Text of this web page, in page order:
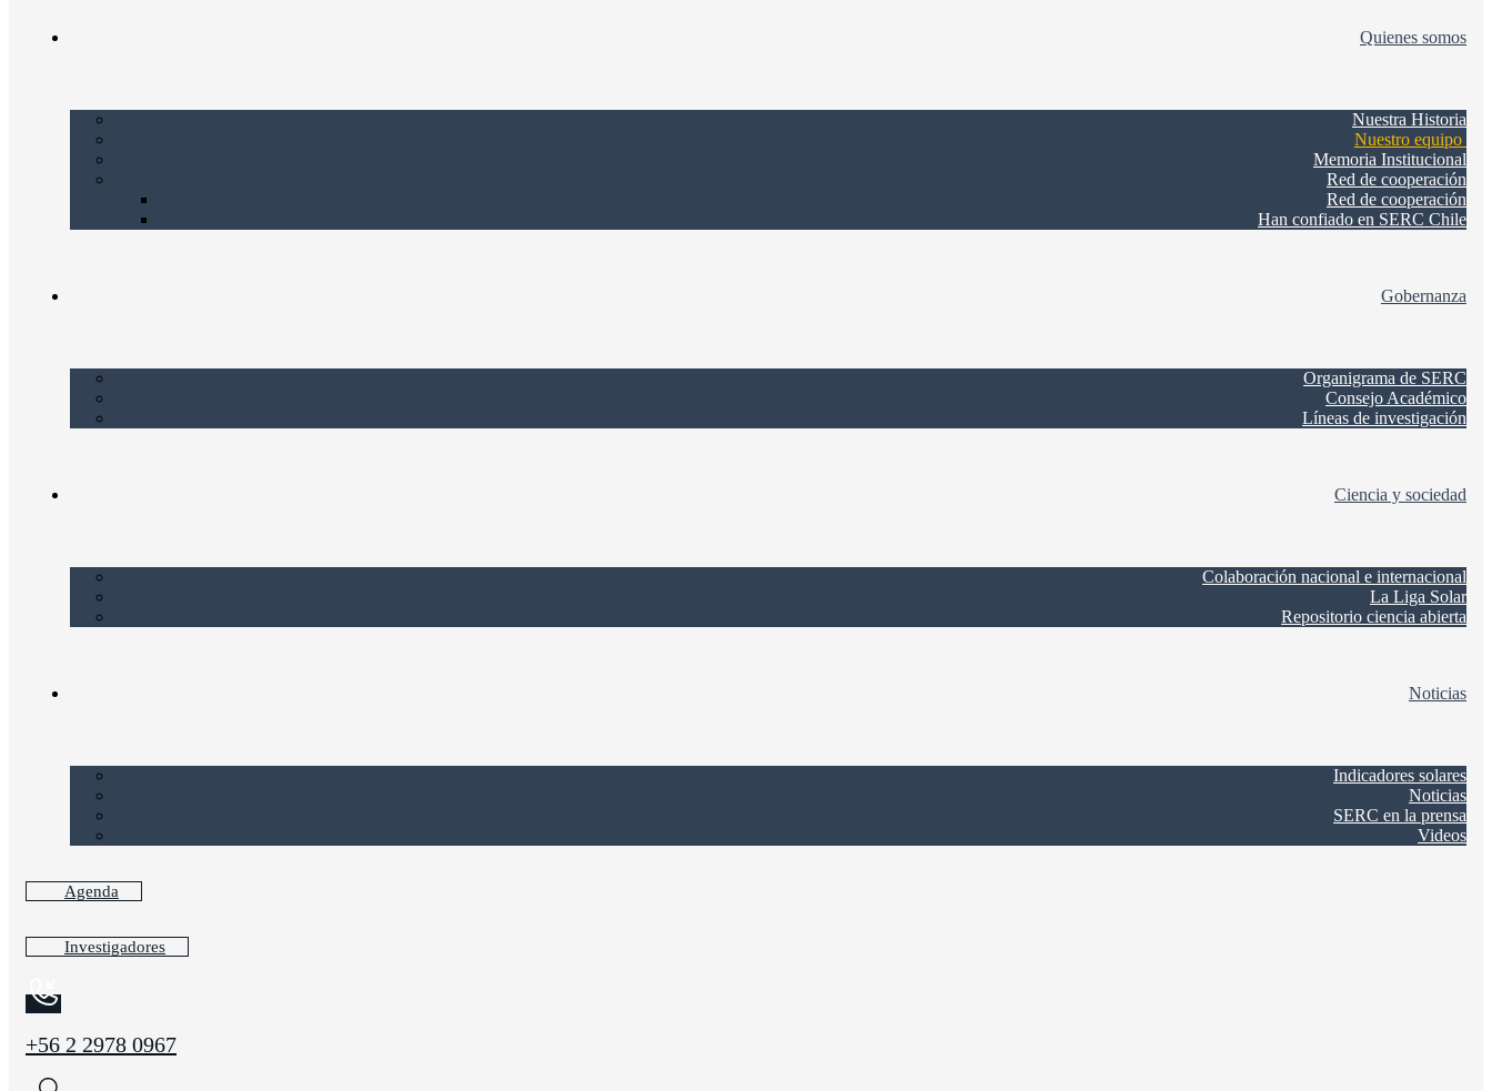
Quienes somos
Nuestra Historia
Nuestro equipo
Memoria Institucional
Red de cooperación
Red de cooperación
Han confiado en SERC Chile
Gobernanza
Organigrama de SERC
Consejo Académico
Líneas de investigación
Ciencia y sociedad
Colaboración nacional e internacional
La Liga Solar
Repositorio ciencia abierta
Noticias
Indicadores solares
Noticias
SERC en la prensa
Videos
Agenda
Investigadores
+56 2 2978 0967